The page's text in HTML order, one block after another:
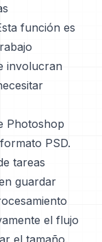
función es
involucran
Photoshop
PSD.
tareas
guardar
el flujo
el tamaño,